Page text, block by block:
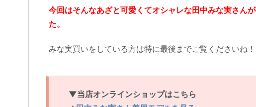
今回はそんなあざと可愛くてオシャレな田中みな実さん
た。
みな実買いをしている方は特に最後までご覧くださいね！
▼当店オンラインショップはこちら